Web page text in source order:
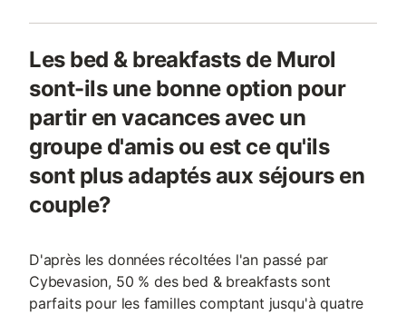
Les bed & breakfasts de Murol
sont-ils une bonne option pour
partir en vacances avec un
groupe d'amis ou est ce qu'ils
sont plus adaptés aux séjours en
couple?
D'après les données récoltées l'an passé par
Cybevasion, 50 % des bed & breakfasts sont
parfaits pour les familles comptant jusqu'à quatre